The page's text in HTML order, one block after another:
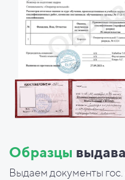
Образцы
Выдаем документы